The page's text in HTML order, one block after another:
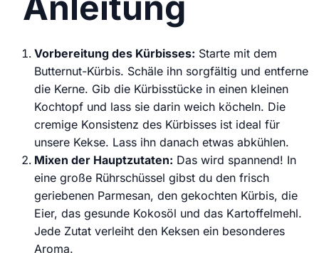
Vorbereitung des Kürbisses: Starte mit dem
Butternut-Kürbis. Schäle ihn sorgfältig und entferne
die Kerne. Gib die Kürbisstücke in einen kleinen
Kochtopf und lass sie darin weich köcheln. Die
cremige Konsistenz des Kürbisses ist ideal für
unsere Kekse. Lass ihn danach etwas abkühlen.
Mixen der Hauptzutaten: Das wird spannend! In
eine große Rührschüssel gibst du den frisch
geriebenen Parmesan, den gekochten Kürbis, die
Eier, das gesunde Kokosöl und das Kartoffelmehl.
Jede Zutat verleiht den Keksen ein besonderes
Aroma.